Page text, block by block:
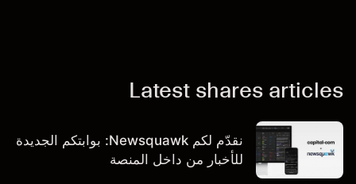
Latest shares articles
نقدّم لكم Newsquawk: بوابتكم الجديدة
للأخبار من داخل المنصة